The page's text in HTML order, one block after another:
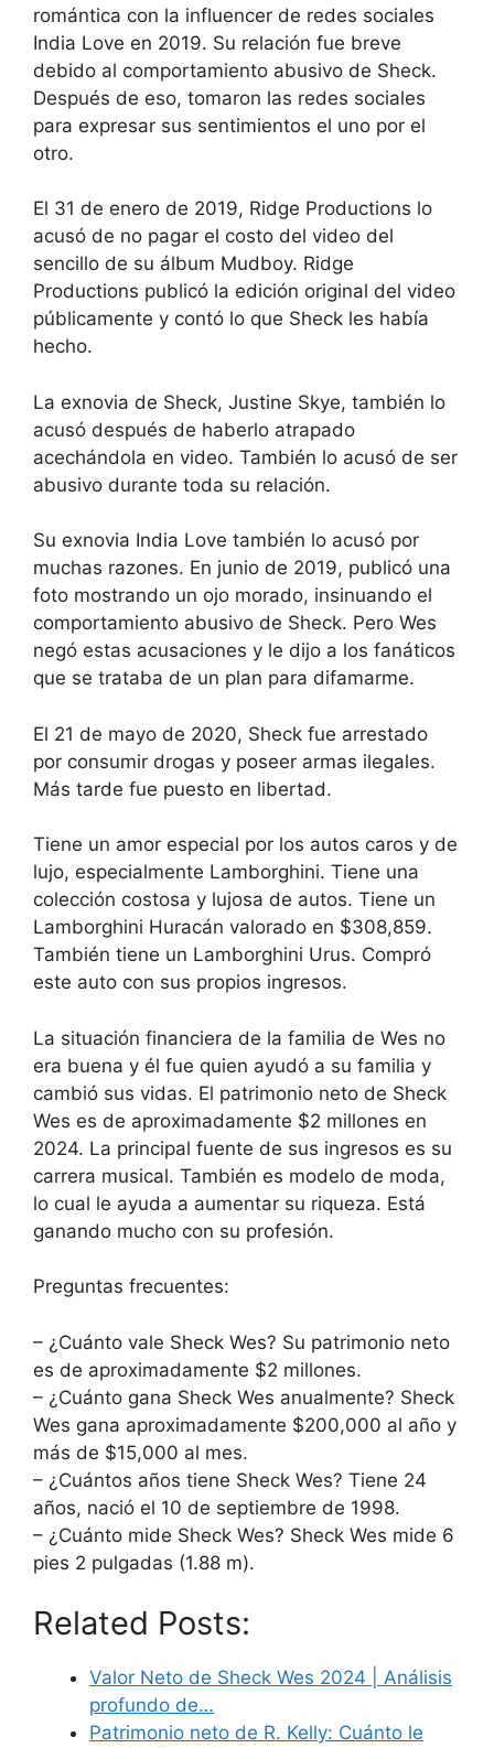
romántica con la influencer de redes sociales
India Love en 2019. Su relación fue breve
debido al comportamiento abusivo de Sheck.
Después de eso, tomaron las redes sociales
para expresar sus sentimientos el uno por el
otro.
El 31 de enero de 2019, Ridge Productions lo
acusó de no pagar el costo del video del
sencillo de su álbum Mudboy. Ridge
Productions publicó la edición original del video
públicamente y contó lo que Sheck les había
hecho.
La exnovia de Sheck, Justine Skye, también lo
acusó después de haberlo atrapado
acechándola en video. También lo acusó de ser
abusivo durante toda su relación.
Su exnovia India Love también lo acusó por
muchas razones. En junio de 2019, publicó una
foto mostrando un ojo morado, insinuando el
comportamiento abusivo de Sheck. Pero Wes
negó estas acusaciones y le dijo a los fanáticos
que se trataba de un plan para difamarme.
El 21 de mayo de 2020, Sheck fue arrestado
por consumir drogas y poseer armas ilegales.
Más tarde fue puesto en libertad.
Tiene un amor especial por los autos caros y de
lujo, especialmente Lamborghini. Tiene una
colección costosa y lujosa de autos. Tiene un
Lamborghini Huracán valorado en $308,859.
También tiene un Lamborghini Urus. Compró
este auto con sus propios ingresos.
La situación financiera de la familia de Wes no
era buena y él fue quien ayudó a su familia y
cambió sus vidas. El patrimonio neto de Sheck
Wes es de aproximadamente $2 millones en
2024. La principal fuente de sus ingresos es su
carrera musical. También es modelo de moda,
lo cual le ayuda a aumentar su riqueza. Está
ganando mucho con su profesión.
Preguntas frecuentes:
– ¿Cuánto vale Sheck Wes? Su patrimonio neto
es de aproximadamente $2 millones.
– ¿Cuánto gana Sheck Wes anualmente? Sheck
Wes gana aproximadamente $200,000 al año y
más de $15,000 al mes.
– ¿Cuántos años tiene Sheck Wes? Tiene 24
años, nació el 10 de septiembre de 1998.
– ¿Cuánto mide Sheck Wes? Sheck Wes mide 6
pies 2 pulgadas (1.88 m).
Related Posts:
Valor Neto de Sheck Wes 2024 | Análisis
profundo de…
Patrimonio neto de R. Kelly: Cuánto le